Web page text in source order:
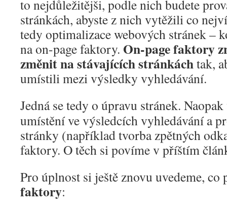
to nejdůležitějši, podle nich budete
stránkách, abyste z nich vytěžili co
tedy optimalizace webových stránek –
na on-page faktory. On-page faktory
změnit na stávajících stránkáchtak,
umístili mezi výsledky vyhledávání.
Jedná se tedy o úpravu stránek.
umístění ve výsledcích vyhledávání a
stránky (například tvorba zpětných
faktory. O těch si povíme v příštím
Pro úplnost si ještě znovu uvedeme,
faktory: